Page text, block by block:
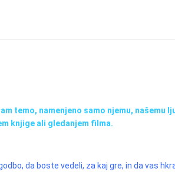
temo, namenjeno samo njemu,
knjige ali gledanjem filma.
da boste vedeli, za kaj gre, in da vas